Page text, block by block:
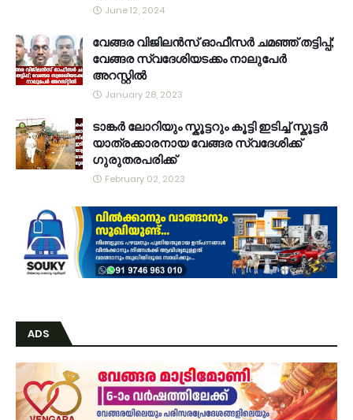
June 12, 2024
വേങ്ങര വിജിലൻസ് ഓഫീസർ ചമഞ്ഞ് തട്ടിപ്പ്;
വേങ്ങര സ്വദേശിയടക്കം നാലുപേർ
അറസ്റ്റിൽ
January 28, 2023
ടാങ്കർ ലോറിയും സ്കൂട്ടറും കൂട്ടി ഇടിച്ച് സ്കൂട്ടർ
യാത്രക്കാരനായ വേങ്ങര സ്വദേശിക്ക്
ഗുരുതരപരിക്ക്
February 02, 2023
ADS